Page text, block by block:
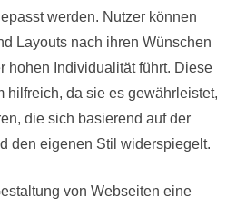
werden. Nutzer können
Layouts nach ihren Wünschen
hohen Individualität führt. Diese
hilfreich, da sie es gewährleistet,
die sich basierend auf der
den eigenen Stil widerspiegelt.
von Webseiten eine